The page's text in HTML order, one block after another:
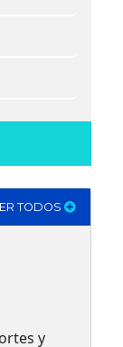
TODOS
y